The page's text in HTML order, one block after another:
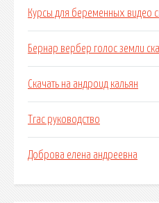
Курсы для беременных видео
Бернар вербер голос земли
Скачать на андроид кальян
Trac руководство
Доброва елена андреевна